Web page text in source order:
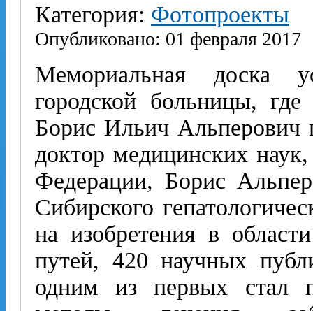
Категория: Фотопроекты
Опубликовано: 01 февраля 2017
Мемориальная доска
городской больницы,
Борис Ильич Альперович
доктор медицинских
Федерации, Борис
Сибирского
на изобретения в
путей, 420 научных
одним из первых стал